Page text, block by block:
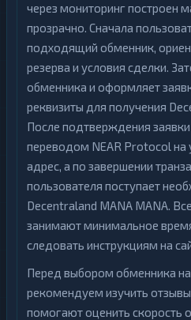
через мониторинг построен
прозрачно. Сначала
подходящий обменник,
резерва и условия сделки.
обменника и оформляет
реквизиты для получения
После подтверждения
переводом NEAR Protocol на
адрес, а по завершении
пользователя поступает
Decentraland MANA MANA.
занимают минимальное
следовать инструкциям на
Перед выбором обменника
рекомендуем изучить
помогают оценить скорость